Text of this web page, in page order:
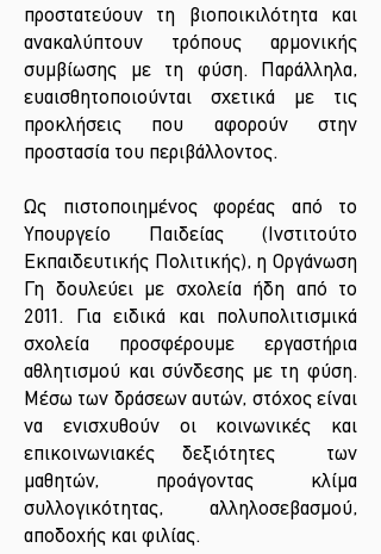
προστατεύουν τη βιοποικιλότητα και
ανακαλύπτουν τρόπους αρμονικής
συμβίωσης με τη φύση. Παράλληλα,
ευαισθητοποιούνται σχετικά με τις
προκλήσεις που αφορούν στην
προστασία του περιβάλλοντος.
Ως πιστοποιημένος φορέας από το
Υπουργείο Παιδείας (Ινστιτούτο
Εκπαιδευτικής Πολιτικής), η Οργάνωση
Γη δουλεύει με σχολεία ήδη από το
2011. Για ειδικά και πολυπολιτισμικά
σχολεία προσφέρουμε εργαστήρια
αθλητισμού και σύνδεσης με τη φύση.
Μέσω των δράσεων αυτών, στόχος είναι
να ενισχυθούν οι κοινωνικές και
επικοινωνιακές δεξιότητες των
μαθητών, προάγοντας κλίμα
συλλογικότητας, αλληλοσεβασμού,
αποδοχής και φιλίας.